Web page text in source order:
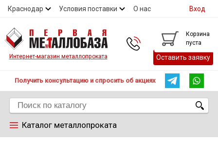
Краснодар Условия поставки О нас
Контакты
Контакты
Вход
Интернет-магазин металлопроката
Корзина
пуста
Оставить заявку
Получить консультацию и спросить об акциях
Каталог металлопроката